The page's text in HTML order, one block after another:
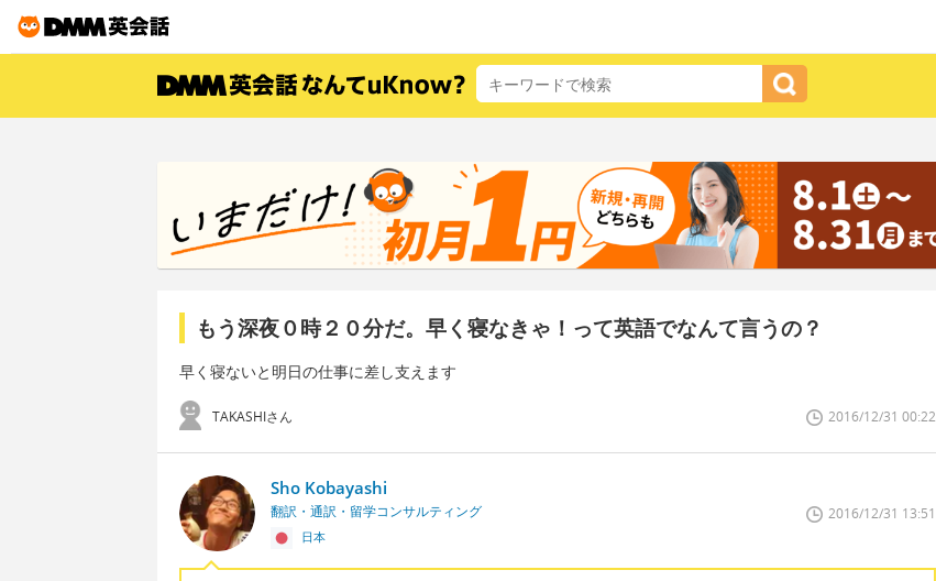
もう深夜０時２０分だ。早く寝なきゃ！って英語でなんて言うの？
早く寝ないと明日の仕事に差し支えます
TAKASHIさん 2016/12/31 00:22
Sho Kobayashi
翻訳・通訳・留学コンサルティング
日本
2016/12/31 13:51